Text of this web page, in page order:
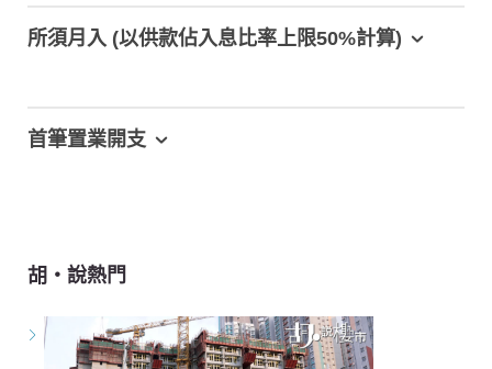
所須月入 (以供款佔入息比率上限50%計算)
首筆置業開支
胡‧說熱門